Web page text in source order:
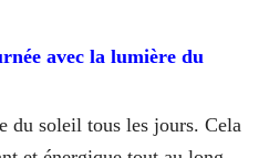
avec la lumière du
du soleil tous les jours. Cela